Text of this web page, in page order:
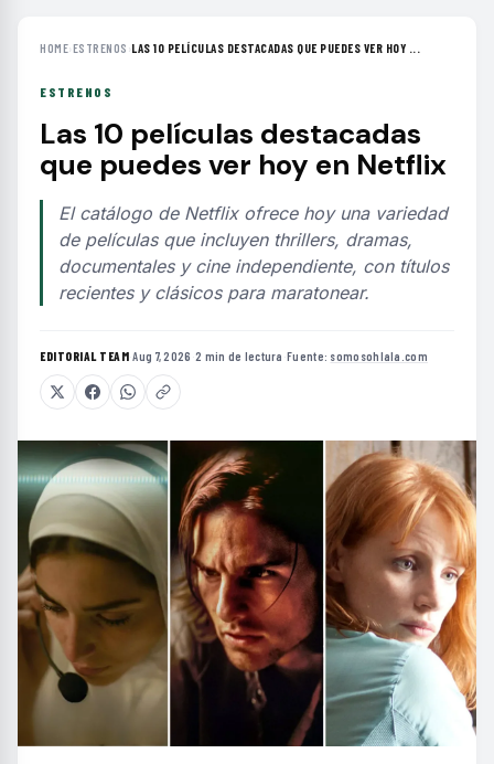
HOME›ESTRENOS ›LAS 10 PELÍCULAS DESTACADAS QUE PUEDES VER HOY ...
ESTRENOS
Las 10 películas destacadas
que puedes ver hoy en Netflix
El catálogo de Netflix ofrece hoy una variedad
de películas que incluyen thrillers, dramas,
documentales y cine independiente, con títulos
recientes y clásicos para maratonear.
EDITORIAL TEAM·Aug 7, 2026 ·2 min de lectura ·Fuente: somosohlala.com